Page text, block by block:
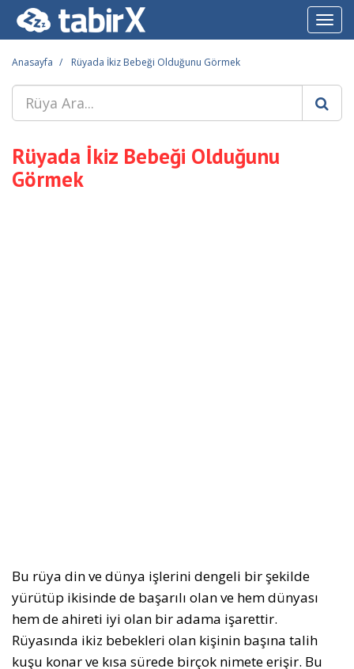
Anasayfa Rüyada İkiz Bebeği Olduğunu Görmek
Rüyada İkiz Bebeği Olduğunu
Görmek
Bu rüya din ve dünya işlerini dengeli bir şekilde
yürütüp ikisinde de başarılı olan ve hem dünyası
hem de ahireti iyi olan bir adama işarettir.
Rüyasında ikiz bebekleri olan kişinin başına talih
kuşu konar ve kısa sürede birçok nimete erişir. Bu